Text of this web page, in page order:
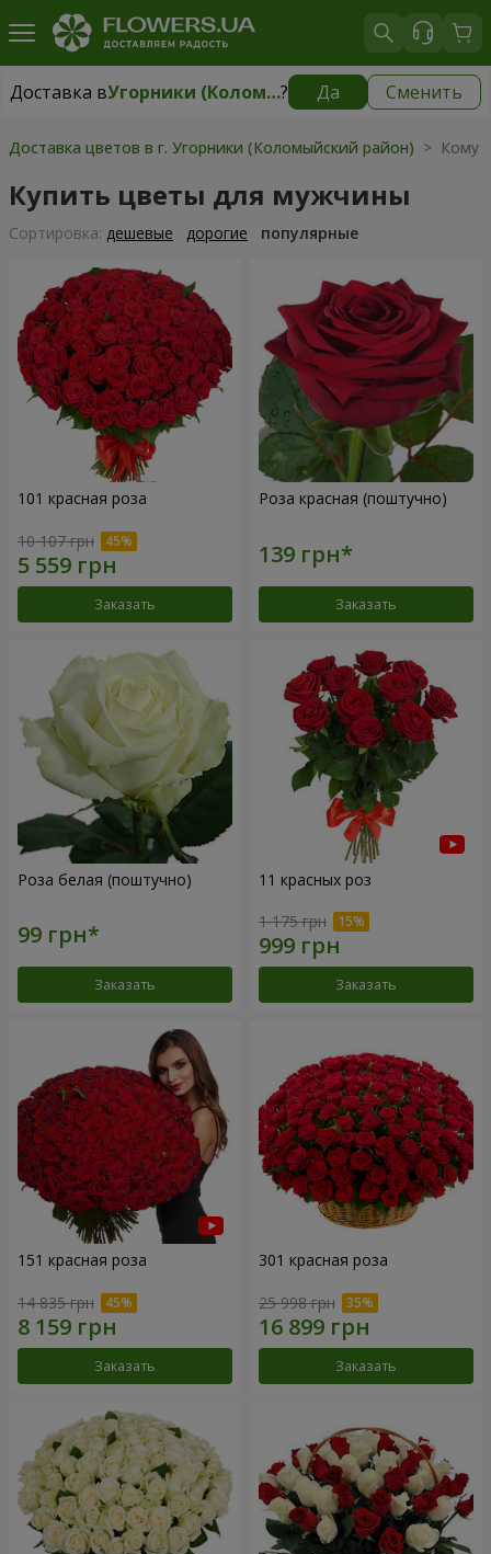
Доставка в Угорники (Коломыйский район)? Да Сменить
Доставка вУгорники (Коломыйский район)|бесплатно
Доставка цветов в г. Угорники (Коломыйский район) > Кому
Купить цветы для мужчины
Cортировка: дешевые дорогие популярные
101 красная роза
10 107 грн
Заказать
Роза красная (поштучно)
Заказать
Роза белая (поштучно)
Заказать
11 красных роз
1 175 грн
Заказать
151 красная роза
14 835 грн
Заказать
301 красная роза
25 998 грн
Заказать